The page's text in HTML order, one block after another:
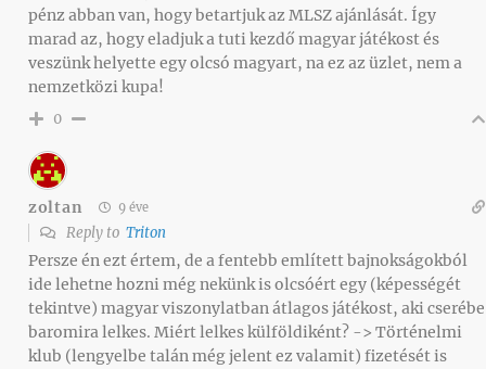
pénz abban van, hogy betartjuk az MLSZ ajánlását. Így
marad az, hogy eladjuk a tuti kezdő magyar játékost és
veszünk helyette egy olcsó magyart, na ez az üzlet, nem a
nemzetközi kupa!
0
zoltan 9 éve
Reply to Triton
Persze én ezt értem, de a fentebb említett bajnokságokból
ide lehetne hozni még nekünk is olcsóért egy (képességét
tekintve) magyar viszonylatban átlagos játékost, aki cserébe
baromira lelkes. Miért lelkes külföldiként? -> Történelmi
klub (lengyelbe talán még jelent ez valamit) fizetését is